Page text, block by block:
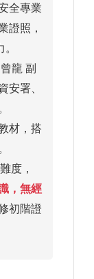
全專業
證照，
龍 副
安署、
材，搭
度，
，無經
初階證